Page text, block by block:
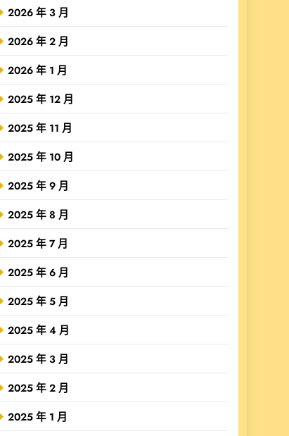
2026 年 3 月
2026 年 2 月
2026 年 1 月
2025 年 12 月
2025 年 11 月
2025 年 10 月
2025 年 9 月
2025 年 8 月
2025 年 7 月
2025 年 6 月
2025 年 5 月
2025 年 4 月
2025 年 3 月
2025 年 2 月
2025 年 1 月